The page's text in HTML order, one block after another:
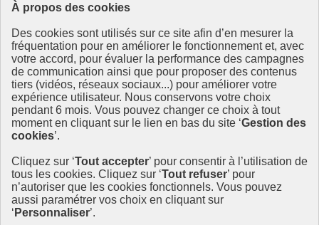
Copier dans le presse-papier
République
Française
Le portail est conçu pour être le point d'accès national à la
déclaration et au dépôt des contrats climat communications
commerciales et transition écologique. Il s'agit d'un site
gouvernemental, produit par le Commissariat général au
développement durable (CGDD), direction du ministère de la
info.gouv.fr- ouvre une nouvelle fenêtre
service-public.fr- ouvre une nouvelle fenêtre
legifrance.gouv.fr/ - ouvre une nouvelle fenêtre
data.gouv.fr/
- ouvre une nouvelle fenêtre
À propos des cookies
Des cookies sont utilisés sur ce site afin d’en mesurer la
fréquentation pour en améliorer le fonctionnement et, avec
votre accord, pour évaluer la performance des campagnes
de communication ainsi que pour proposer des contenus
tiers (vidéos, réseaux sociaux...) pour améliorer votre
expérience utilisateur. Nous conservons votre choix
pendant 6 mois. Vous pouvez changer ce choix à tout
moment en cliquant sur le lien en bas du site ‘Gestion des
cookies’.
Cliquez sur ‘Tout accepter’ pour consentir à l’utilisation de
tous les cookies. Cliquez sur ‘Tout refuser’ pour
n’autoriser que les cookies fonctionnels. Vous pouvez
aussi paramétrer vos choix en cliquant sur
‘ Personnaliser’.